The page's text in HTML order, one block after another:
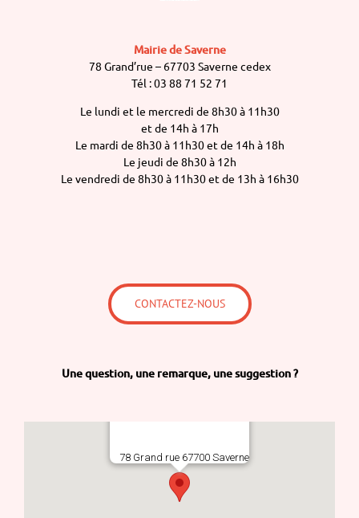
Mairie de Saverne
78 Grand’rue – 67703 Saverne cedex
Tél : 03 88 71 52 71
Le lundi et le mercredi de 8h30 à 11h30
et de 14h à 17h
Le mardi de 8h30 à 11h30 et de 14h à 18h
Le jeudi de 8h30 à 12h
Le vendredi de 8h30 à 11h30 et de 13h à 16h30
CONTACTEZ-NOUS
Une question, une remarque, une suggestion ?
78 Grand rue 67700 Saverne